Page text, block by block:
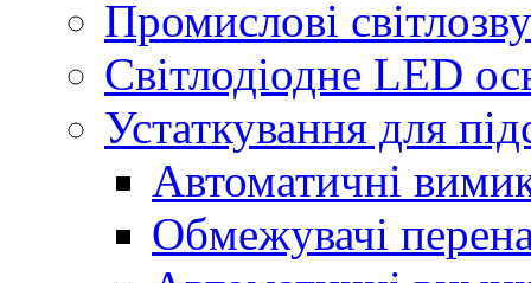
Промислові
Світлодіодне LED
Устаткування для
Автоматичні
Обмежувачі